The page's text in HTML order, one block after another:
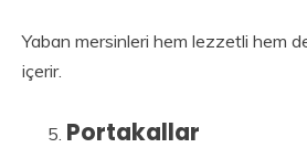
Yaban mersinleri hem lezzetli hem
içerir.
Portakallar